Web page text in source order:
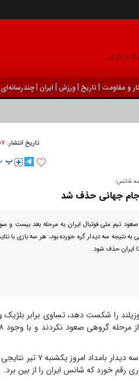
و مقاومت |تاریخ |ورزش | ايران |چندرسانه‌ای
تاریخ انتشار: ۰۷ تير
سه شانس؛
جام جهانی حذف شد
تیم ملی فوتبال ایران به مرحله بعد بیست و
نتیجه سه دیدار گره خورده بود، هر سه بازی با
ایران حذف شود.
را شکست دهد، تساوی برابر
تیم ملی فوتبال ایران پس از تساوی برابر مصر
خورد که شانس ایران را از بین برد.